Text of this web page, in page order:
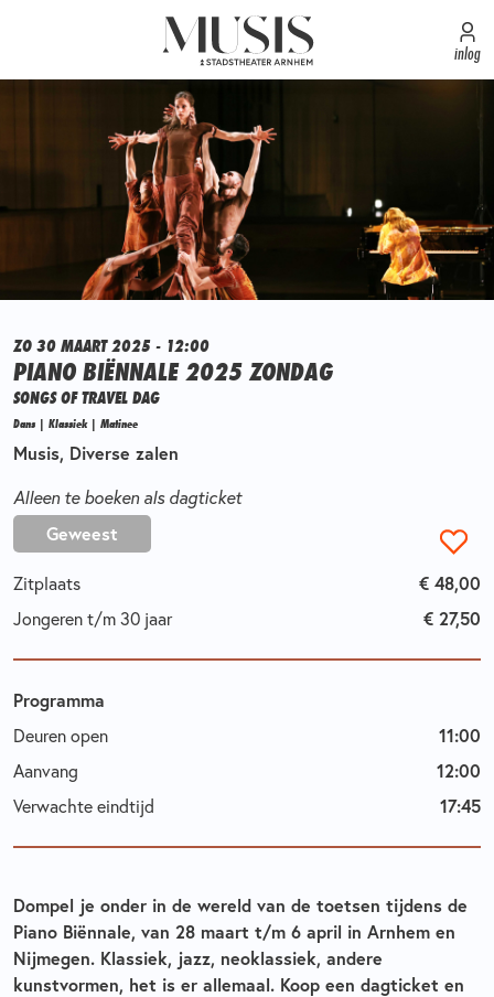
inlog
Dompel je onder in de wereld van de toetsen tijdens de
Piano Biënnale, van 28 maart t/m 6 april in Arnhem en
Nijmegen. Klassiek, jazz, neoklassiek, andere
kunstvormen, het is er allemaal. Koop een dagticket en
ZO 30 MAART 2025 - 12:00
PIANO BIËNNALE 2025 ZONDAG
SONGS OF TRAVEL DAG
Dans | Klassiek | Matinee
Musis, Diverse zalen
Alleen te boeken als dagticket
Geweest
Zitplaats
€ 48,00
Jongeren t/m 30 jaar
€ 27,50
Programma
Deuren open
Aanvang
Verwachte eindtijd
11:00
12:00
17:45